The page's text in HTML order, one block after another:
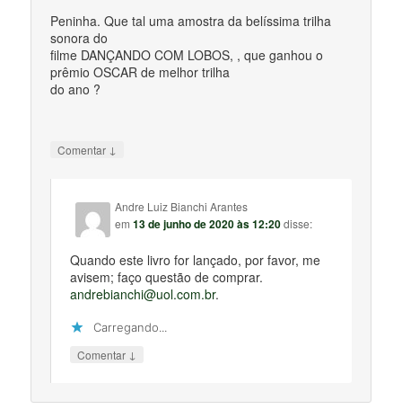
Peninha. Que tal uma amostra da belíssima trilha
sonora do
filme DANÇANDO COM LOBOS, , que ganhou o
prêmio OSCAR de melhor trilha
do ano ?
Comentar ↓
Andre Luiz Bianchi Arantes
em13 de junho de 2020 às 12:20disse:
Quando este livro for lançado, por favor, me
avisem; faço questão de comprar.
andrebianchi@uol.com.br.
Carregando...
Comentar ↓